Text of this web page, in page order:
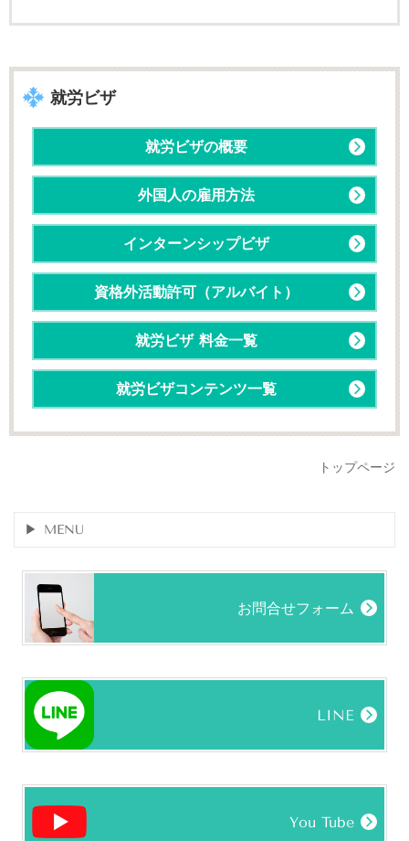
就労ビザ
就労ビザの概要
外国人の雇用方法
インターンシップビザ
資格外活動許可（アルバイト）
就労ビザ 料金一覧
就労ビザコンテンツ一覧
トップページ
MENU
お問合せフォーム
LINE
You Tube